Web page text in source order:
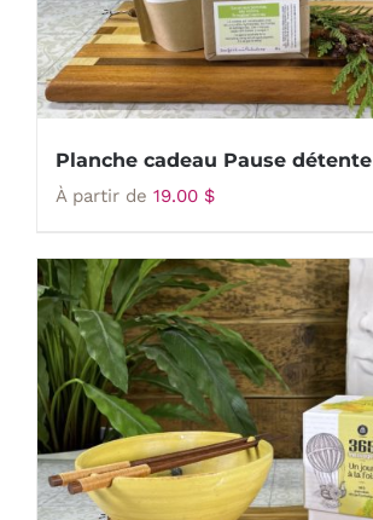
Planche cadeau Pause détente
À partir de 19.00 $